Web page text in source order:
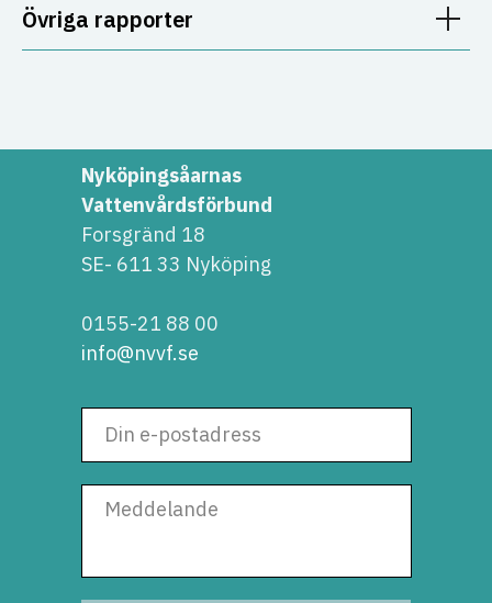
Övriga rapporter
Nyköpingsåarnas
Vattenvårdsförbund
Forsgränd 18
SE- 611 33 Nyköping
0155-21 88 00
info@nvvf.se